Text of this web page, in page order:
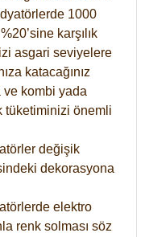
1000
karşılık
asgari seviyelere
katacağınız
ve kombi yada
tüketiminizi önemli
değişik
dekorasyona
elektro
renk solması söz